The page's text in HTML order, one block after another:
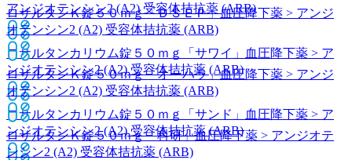
アンジオテンシン2 (A2) 受容体拮抗薬 (ARB)
ロサルタンカリウム錠５０ｍｇ「サワイ」
血圧降下薬 > ア
ンジオテンシン2 (A2) 受容体拮抗薬 (ARB)
ロサルタンカリウム錠５０ｍｇ「サンド」
血圧降下薬 > ア
ンジオテンシン2 (A2) 受容体拮抗薬 (ARB)
ロサルタンＫ錠５０ｍｇ「ＤＳＥＰ」血圧降下薬 > アンジ
オテンシン2 (A2) 受容体拮抗薬 (ARB)
ロサルタンＫ錠５０ｍｇ「オーハラ」血圧降下薬 > アンジ
オテンシン2 (A2) 受容体拮抗薬 (ARB)
ロサルタンＫ錠５０ｍｇ「科研」血圧降下薬 > アンジオテ
ンシン2 (A2) 受容体拮抗薬 (ARB)